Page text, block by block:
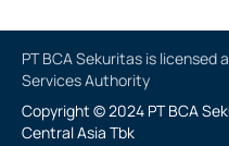
PT BCA Sekuritas is licensed
Services Authority
Copyright © 2024 PT BCA
Central Asia Tbk